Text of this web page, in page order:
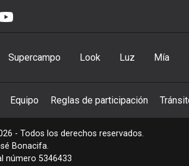
Supercampo Look Luz Mía
Equipo Reglas de participación
- Todos los derechos reservados.
Bonacifa.
número 5346433